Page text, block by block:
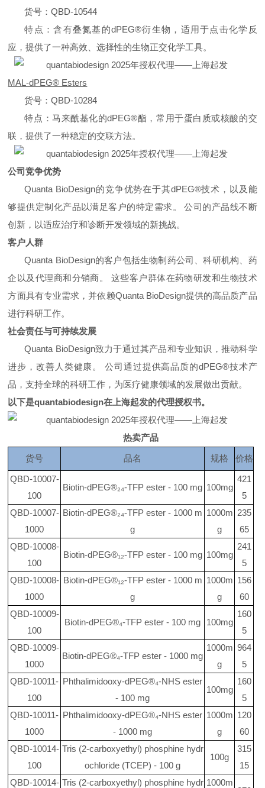
货号：QBD-10544
特点：含有叠氮基的dPEG®衍生物，适用于点击化学反
应，提供了一种高效、选择性的生物正交化学工具。
MAL-dPEG® Esters
货号：QBD-10284
特点：马来酰基化的dPEG®酯，常用于蛋白质或核酸的交
联，提供了一种稳定的交联方法。
公司竞争优势
Quanta BioDesign的竞争优势在于其dPEG®技术，以及能
够提供定制化产品以满足客户的特定需求。 公司的产品线不断
创新，以适应治疗和诊断开发领域的新挑战。
客户人群
Quanta BioDesign的客户包括生物制药公司、科研机构、药
企以及代理商和分销商。 这些客户群体在药物研发和生物技术
方面具有专业需求，并依赖Quanta BioDesign提供的高品质产品
进行科研工作。
社会责任与可持续发展
Quanta BioDesign致力于通过其产品和专业知识，推动科学
进步，改善人类健康。 公司通过提供高品质的dPEG®技术产
品，支持全球的科研工作，为医疗健康领域的发展做出贡献。
以下是quantabiodesign在上海起发的代理授权书。
热卖产品
货号 品名 规格 价格
QBD-10007-
100
Biotin-dPEG®₂₄-TFP ester - 100 mg 100mg
421
5
QBD-10007-
1000
Biotin-dPEG®₂₄-TFP ester - 1000 m
g
1000m
g
235
65
QBD-10008-
100
Biotin-dPEG®₁₂-TFP ester - 100 mg 100mg
241
5
QBD-10008-
1000
Biotin-dPEG®₁₂-TFP ester - 1000 m
g
1000m
g
156
60
QBD-10009-
100
Biotin-dPEG®₄-TFP ester - 100 mg 100mg
160
5
QBD-10009-
1000
Biotin-dPEG®₄-TFP ester - 1000 mg
1000m
g
964
5
QBD-10011-
100
Phthalimidooxy-dPEG®₄-NHS ester
- 100 mg
100mg
160
5
QBD-10011-
1000
Phthalimidooxy-dPEG®₄-NHS ester
- 1000 mg
1000m
g
120
60
QBD-10014-
100
Tris (2-carboxyethyl) phosphine hydr
ochloride (TCEP) - 100 g
100g
315
15
QBD-10014- Tris (2-carboxyethyl) phosphine hydr 1000m